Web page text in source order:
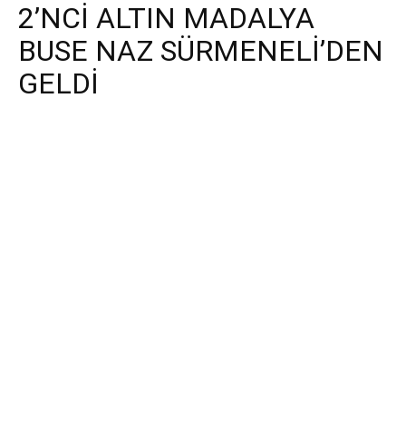
2’NCİ ALTIN MADALYA
BUSE NAZ SÜRMENELİ’DEN
GELDİ